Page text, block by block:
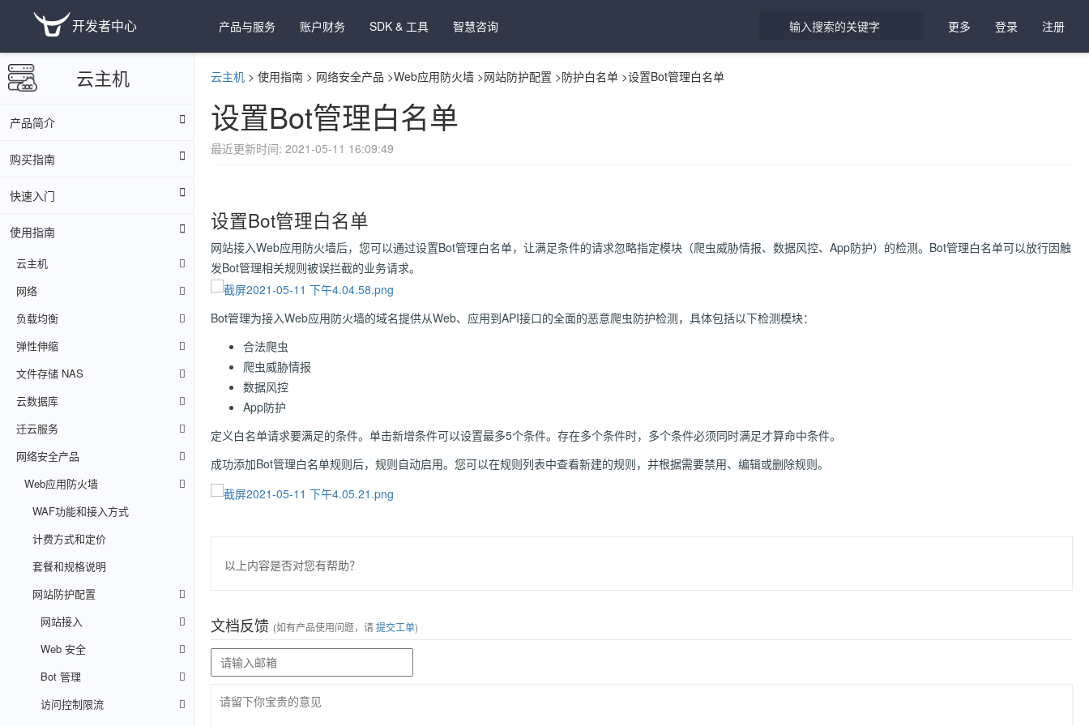
开发者中心 产品与服务 账户财务 SDK & 工具 智慧咨询 更多 登录 注册
云主机
产品简介
购买指南
快速入门
使用指南
云主机
网络
负载均衡
弹性伸缩
文件存储 NAS
云数据库
迁云服务
网络安全产品
Web应用防火墙
WAF功能和接入方式
计费方式和定价
套餐和规格说明
网站防护配置
网站接入
Web 安全
Bot 管理
访问控制限流
云主机 > 使用指南 > 网络安全产品 >Web应用防火墙 >网站防护配置 >防护白名单 >设置Bot管理白名单
设置Bot管理白名单
最近更新时间: 2021-05-11 16:09:49
设置Bot管理白名单
网站接入Web应用防火墙后，您可以通过设置Bot管理白名单，让满足条件的请求忽略指定模块（爬虫威胁情报、数据风控、App防护）的检测。Bot管理白名单可以放行因触
发Bot管理相关规则被误拦截的业务请求。
Bot管理为接入Web应用防火墙的域名提供从Web、应用到API接口的全面的恶意爬虫防护检测，具体包括以下检测模块：
合法爬虫
爬虫威胁情报
数据风控
App防护
定义白名单请求要满足的条件。单击新增条件可以设置最多5个条件。存在多个条件时，多个条件必须同时满足才算命中条件。
成功添加Bot管理白名单规则后，规则自动启用。您可以在规则列表中查看新建的规则，并根据需要禁用、编辑或删除规则。
以上内容是否对您有帮助？
文档反馈 (如有产品使用问题，请提交工单)